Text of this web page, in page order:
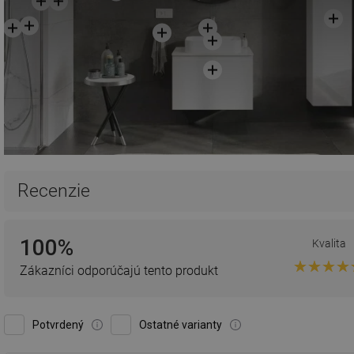
Recenzie
100%
Zákazníci odporúčajú tento produkt
Kvalita
Potvrdený Ostatné varianty